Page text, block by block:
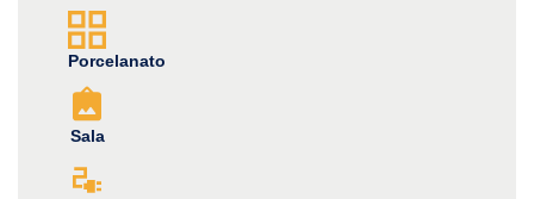
Porcelanato
Sala